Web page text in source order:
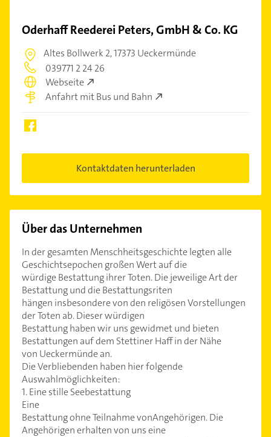
Oderhaff Reederei Peters, GmbH & Co. KG
Altes Bollwerk 2,17373 Ueckermünde
039771 2 24 26
Webseite
Anfahrt mit Bus und Bahn
Kontaktdaten herunterladen
Über das Unternehmen
In der gesamten Menschheitsgeschichte legten alle
Geschichtsepochen großen Wert auf die
würdige Bestattung ihrer Toten. Die jeweilige Art der
Bestattung und die Bestattungsriten
hängen insbesondere von den religösen Vorstellungen
der Toten ab. Dieser würdigen
Bestattung haben wir uns gewidmet und bieten
Bestattungen auf dem Stettiner Haff in der Nähe
von Ueckermünde an.
Die Verbliebenden haben hier folgende
Auswahlmöglichkeiten:
1. Eine stille Seebestattung
Eine
Bestattung ohne Teilnahme vonAngehörigen. Die
Angehörigen erhalten von uns eine